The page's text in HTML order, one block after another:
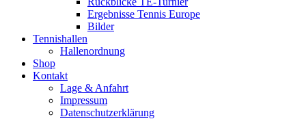
Ergebnisse Tennis Europe
Bilder
Tennishallen
Hallenordnung
Shop
Kontakt
Lage & Anfahrt
Impressum
Datenschutzerklärung